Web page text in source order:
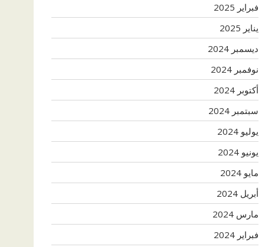
فبراير 2025
يناير 2025
ديسمبر 2024
نوفمبر 2024
أكتوبر 2024
سبتمبر 2024
يوليو 2024
يونيو 2024
مايو 2024
أبريل 2024
مارس 2024
فبراير 2024